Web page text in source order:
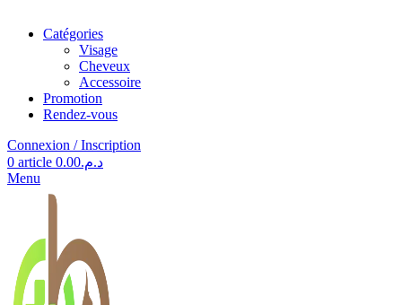
Catégories
Visage
Cheveux
Accessoire
Promotion
Rendez-vous
Connexion / Inscription
0 article د.م.0.00
Menu